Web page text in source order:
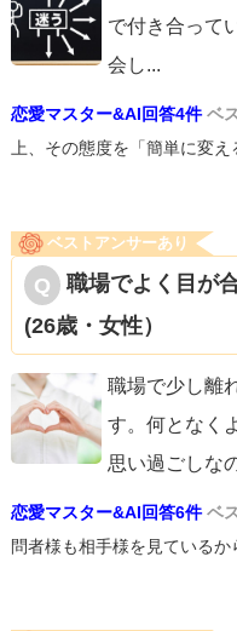
で付き合って
会し...
恋愛マスター&AI回答4件 ベ
上、その態度を「簡単に変え
ベストアンサーあり
職場でよく目が
(26歳・女性）
職場で少し離
す。何となく
思い過ごしな
恋愛マスター&AI回答6件 ベ
問者様も相手様を見ているか